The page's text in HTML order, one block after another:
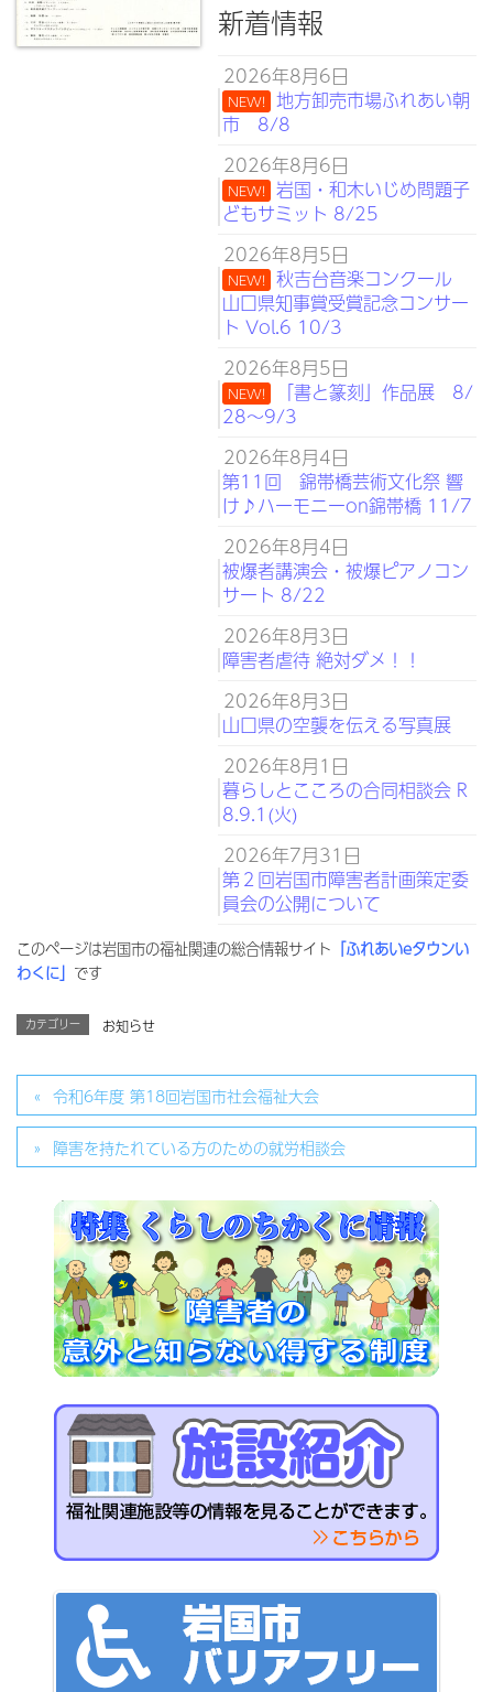
新着情報
2026年8月6日
NEW! 地方卸売市場ふれあい朝
市 8/8
2026年8月6日
NEW! 岩国・和木いじめ問題子
どもサミット 8/25
2026年8月5日
NEW! 秋吉台音楽コンクール
山口県知事賞受賞記念コンサー
ト Vol.6 10/3
2026年8月5日
NEW!
「書と篆刻」作品展 8/
28～9/3
2026年8月4日
第11回 錦帯橋芸術文化祭 響
け♪ハーモニーon錦帯橋 11/7
2026年8月4日
被爆者講演会・被爆ピアノコン
サート 8/22
2026年8月3日
障害者虐待 絶対ダメ！！
2026年8月3日
山口県の空襲を伝える写真展
2026年8月1日
暮らしとこころの合同相談会 R
8.9.1(火)
2026年7月31日
第２回岩国市障害者計画策定委
員会の公開について
このページは岩国市の福祉関連の総合情報サイト 「ふれあいeタウンい
わくに」 です
カテゴリー お知らせ
令和6年度 第18回岩国市社会福祉大会
障害を持たれている方のための就労相談会